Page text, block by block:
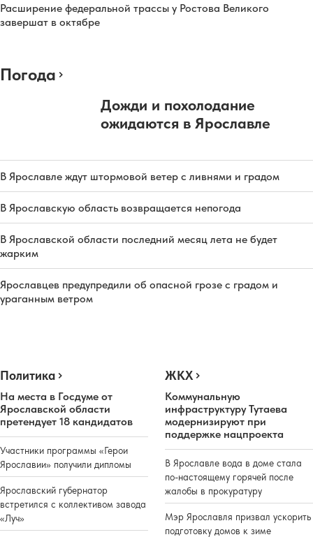
Расширение федеральной трассы у Ростова Великого
завершат в октябре
Погода
Дожди и похолодание
ожидаются в Ярославле
В Ярославле ждут штормовой ветер с ливнями и градом
В Ярославскую область возвращается непогода
В Ярославской области последний месяц лета не будет
жарким
Ярославцев предупредили об опасной грозе с градом и
ураганным ветром
Политика
На места в Госдуме от
Ярославской области
претендует 18 кандидатов
Участники программы «Герои
Ярославии» получили дипломы
Ярославский губернатор
встретился с коллективом завода
«Луч»
ЖКХ
Коммунальную
инфраструктуру Тутаева
модернизируют при
поддержке нацпроекта
В Ярославле вода в доме стала
по-настоящему горячей после
жалобы в прокуратуру
Мэр Ярославля призвал ускорить
подготовку домов к зиме